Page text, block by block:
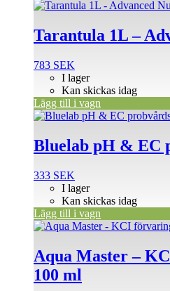
Tarantula 1L –
783 SEK
I lager
Kan skickas idag
Lägg till i vagn
Bluelab pH & EC
333 SEK
I lager
Kan skickas idag
Lägg till i vagn
Aqua Master –
100 ml